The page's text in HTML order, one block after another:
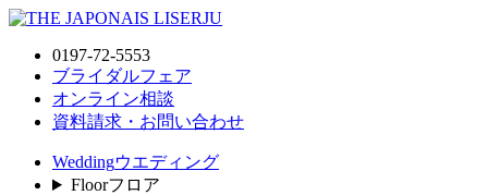
0197-72-5553
ブライダルフェア
オンライン相談
資料請求・お問い合わせ
Weddingウエディング
Floorフロア